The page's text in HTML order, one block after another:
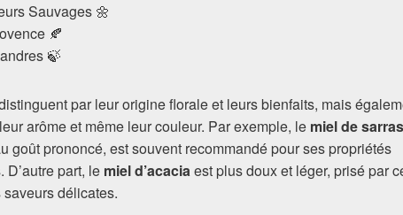
Sauvages 🌼
🍂
🍃
par leur origine florale et leurs bienfaits, mais
arôme et même leur couleur. Par exemple, le miel de
goût prononcé, est souvent recommandé pour ses propriétés
D’autre part, le miel d’acaciaest plus doux et léger, prisé par
délicates.